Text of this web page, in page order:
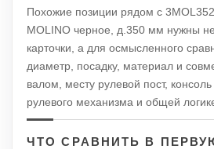
Похожие позиции рядом с
MOLINO черное, д.350 мм нужны
карточки, а для осмысленного
диаметр, посадку, материал и
валом, месту рулевой пост,
рулевого механизма и общей
ЧТО СРАВНИТЬ В